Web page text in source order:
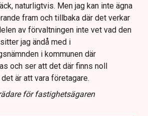
naturligtvis. Men jag kan inte ägna
fram och tillbaka där det verkar
av förvaltningen inte vet vad den
jag ändå med i
i kommunen där
och ser att det där finns noll
är att vara företagare.
för fastighetsägaren